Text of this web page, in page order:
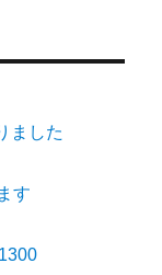
ました
す